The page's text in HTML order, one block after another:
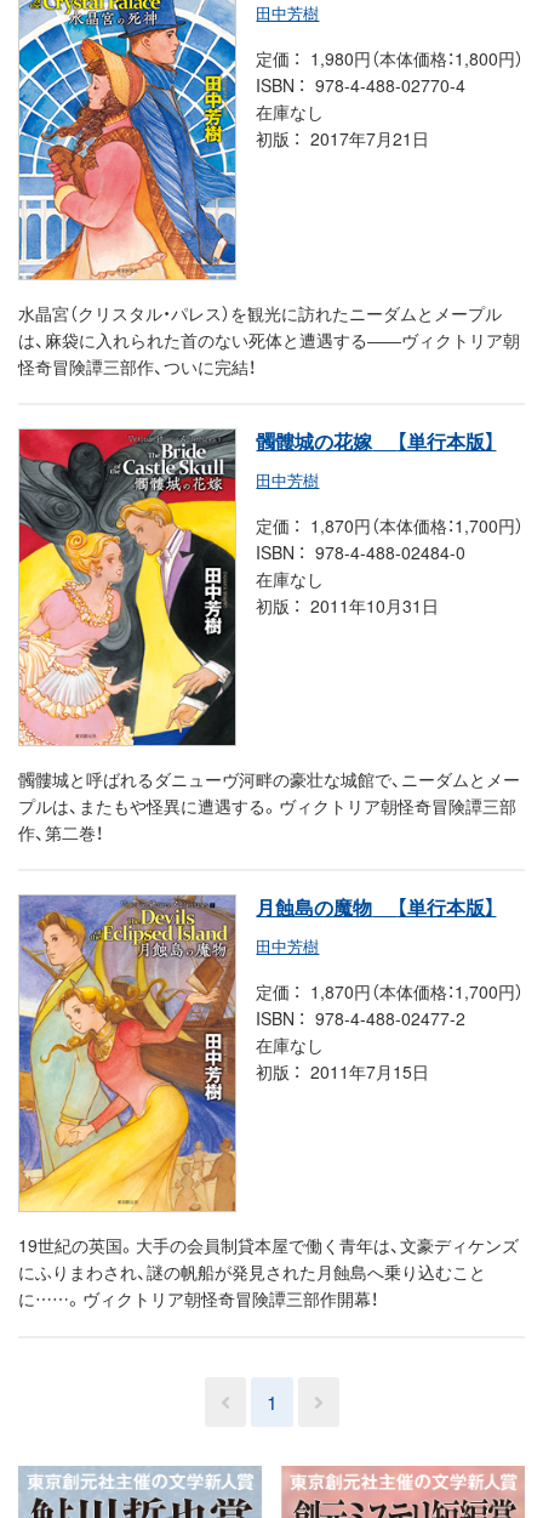
田中芳樹
定価
1,980円（本体価格：1,800円）
ISBN
978-4-488-02770-4
在庫なし
初版
2017年7月21日
水晶宮（クリスタル・パレス）を観光に訪れたニーダムとメープル
は、麻袋に入れられた首のない死体と遭遇する――ヴィクトリア朝
怪奇冒険譚三部作、ついに完結！
髑髏城の花嫁 【単行本版】
田中芳樹
定価
1,870円（本体価格：1,700円）
ISBN
978-4-488-02484-0
在庫なし
初版
2011年10月31日
髑髏城と呼ばれるダニューヴ河畔の豪壮な城館で、ニーダムとメー
プルは、またもや怪異に遭遇する。ヴィクトリア朝怪奇冒険譚三部
作、第二巻！
月蝕島の魔物 【単行本版】
田中芳樹
定価
1,870円（本体価格：1,700円）
ISBN
978-4-488-02477-2
在庫なし
初版
2011年7月15日
19世紀の英国。大手の会員制貸本屋で働く青年は、文豪ディケンズ
にふりまわされ、謎の帆船が発見された月蝕島へ乗り込むこと
に……。ヴィクトリア朝怪奇冒険譚三部作開幕！
1